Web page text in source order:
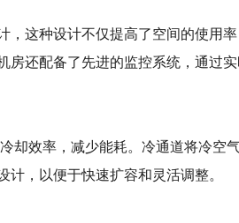
这种设计不仅提高了空间的使用
还配备了先进的监控系统，通过
却效率，减少能耗。冷通道将冷空
，以便于快速扩容和灵活调整。